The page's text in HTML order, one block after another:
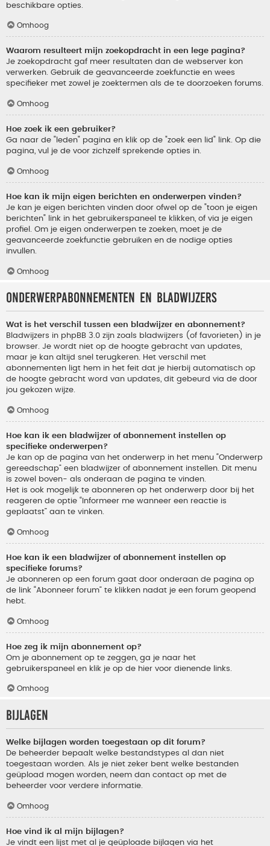
beschikbare opties.
Omhoog
Waarom resulteert mijn zoekopdracht in een lege pagina?
Je zoekopdracht gaf meer resultaten dan de webserver kon
verwerken. Gebruik de geavanceerde zoekfunctie en wees
specifieker met zowel je zoektermen als de te doorzoeken forums.
Omhoog
Hoe zoek ik een gebruiker?
Ga naar de "leden" pagina en klik op de "zoek een lid" link. Op die
pagina, vul je de voor zichzelf sprekende opties in.
Omhoog
Hoe kan ik mijn eigen berichten en onderwerpen vinden?
Je kan je eigen berichten vinden door ofwel op de "toon je eigen
berichten" link in het gebruikerspaneel te klikken, of via je eigen
profiel. Om je eigen onderwerpen te zoeken, moet je de
geavanceerde zoekfunctie gebruiken en de nodige opties
invullen.
Omhoog
Onderwerpabonnementen en bladwijzers
Wat is het verschil tussen een bladwijzer en abonnement?
Bladwijzers in phpBB 3.0 zijn zoals bladwijzers (of favorieten) in je
browser. Je wordt niet op de hoogte gebracht van updates,
maar je kan altijd snel terugkeren. Het verschil met
abonnementen ligt hem in het feit dat je hierbij automatisch op
de hoogte gebracht word van updates, dit gebeurd via de door
jou gekozen wijze.
Omhoog
Hoe kan ik een bladwijzer of abonnement instellen op
specifieke onderwerpen?
Je kan op de pagina van het onderwerp in het menu “Onderwerp
gereedschap” een bladwijzer of abonnement instellen. Dit menu
is zowel boven- als onderaan de pagina te vinden.
Het is ook mogelijk te abonneren op het onderwerp door bij het
reageren de optie “Informeer me wanneer een reactie is
geplaatst” aan te vinken.
Omhoog
Hoe kan ik een bladwijzer of abonnement instellen op
specifieke forums?
Je abonneren op een forum gaat door onderaan de pagina op
de link “Abonneer forum” te klikken nadat je een forum geopend
hebt.
Omhoog
Hoe zeg ik mijn abonnement op?
Om je abonnement op te zeggen, ga je naar het
gebruikerspaneel en klik je op de hier voor dienende links.
Omhoog
Bijlagen
Welke bijlagen worden toegestaan op dit forum?
De beheerder bepaalt welke bestandstypes al dan niet
toegestaan worden. Als je niet zeker bent welke bestanden
geüpload mogen worden, neem dan contact op met de
beheerder voor verdere informatie.
Omhoog
Hoe vind ik al mijn bijlagen?
Je vindt een lijst met al je geüploade bijlagen via het